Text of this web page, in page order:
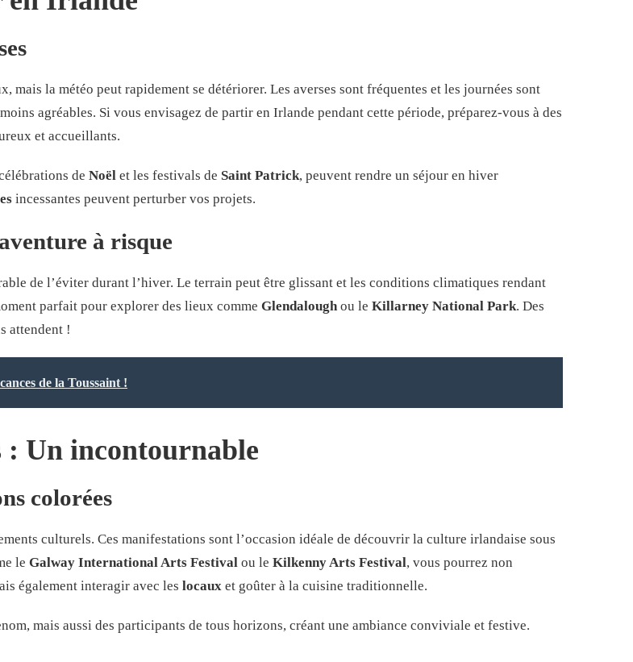
mais la météo peut rapidement se détériorer. Les averses sont fréquentes et les journées sont
agréables. Si vous envisagez de partir en Irlande pendant cette période, préparez-vous à des
et accueillants.
de Noël et les festivals de Saint Patrick, peuvent rendre un séjour en hiver
incessantes peuvent perturber vos projets.
à risque
de l’éviter durant l’hiver. Le terrain peut être glissant et les conditions climatiques rendant
parfait pour explorer des lieux comme Glendaloughou le Killarney National Park. Des
attendent !
de la Toussaint !
: Un incontournable
colorées
culturels. Ces manifestations sont l’occasion idéale de découvrir la culture irlandaise sous
le Galway International Arts Festival ou le Kilkenny Arts Festival, vous pourrez non
également interagir avec les locaux et goûter à la cuisine traditionnelle.
mais aussi des participants de tous horizons, créant une ambiance conviviale et festive.